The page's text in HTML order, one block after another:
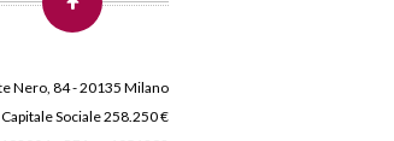
Nero, 84 - 20135 Milano
Sociale 258.250 €